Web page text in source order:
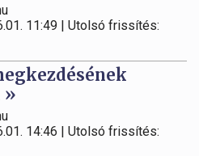
11:49 | Utolsó frissítés:
»
14:46 | Utolsó frissítés: